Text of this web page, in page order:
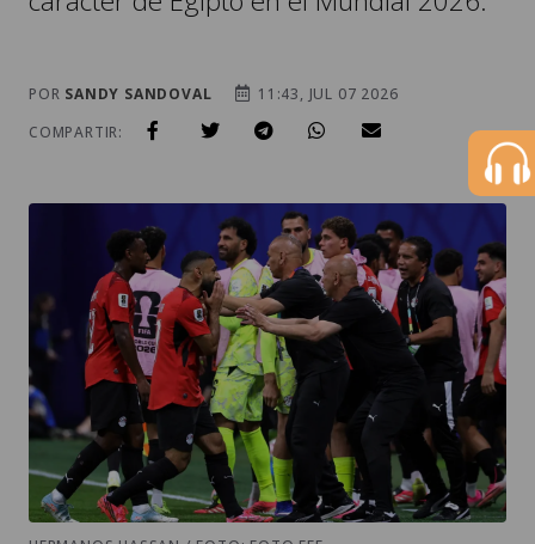
POR SANDY SANDOVAL
11:43, JUL 07 2026
COMPARTIR: